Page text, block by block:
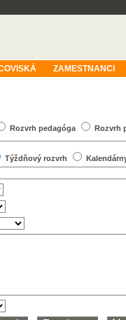
ZAMESTNANCI
Rozvrh pedagóga Rozvrh
Týždňový rozvrh